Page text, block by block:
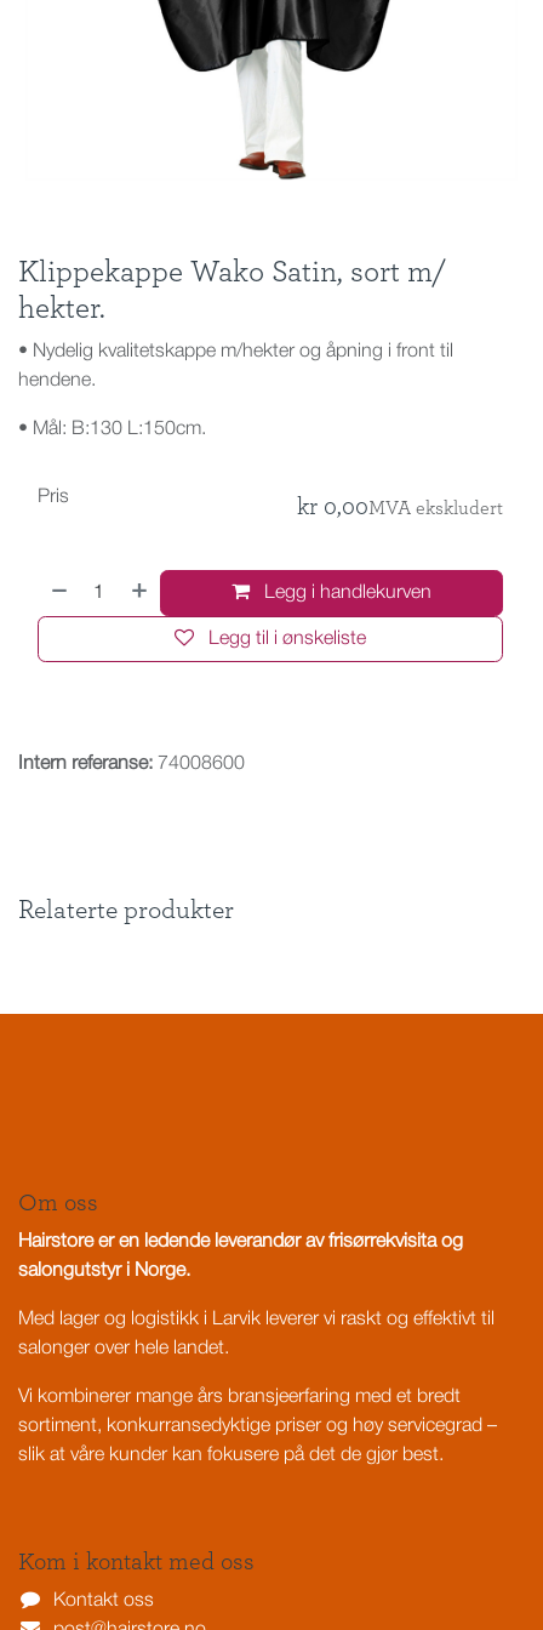
Klippekappe Wako Satin, sort m/
hekter.
• Nydelig kvalitetskappe m/hekter og åpning i front til
hendene.
• Mål: B:130 L:150cm.
Legg i handlekurven
Legg til i ønskeliste
Pris kr 0,00MVA ekskludert
Intern referanse: 74008600
Relaterte produkter
Om oss
Hairstore er en ledende leverandør av frisørrekvisita og
salongutstyr i Norge.
Med lager og logistikk i Larvik leverer vi raskt og effektivt til
salonger over hele landet.
Vi kombinerer mange års bransjeerfaring med et bredt
sortiment, konkurransedyktige priser og høy servicegrad –
slik at våre kunder kan fokusere på det de gjør best.
Kom i kontakt med oss
Kontakt oss